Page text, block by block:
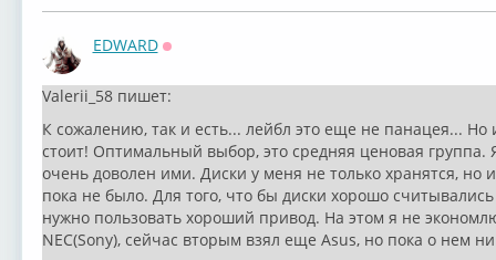
EDWARD
Valerii_58 пишет:
К сожалению, так и есть... лейбл это еще не панацея...
стоит! Оптимальный выбор, это средняя ценовая группа.
очень доволен ими. Диски у меня не только хранятся, но
пока не было. Для того, что бы диски хорошо
нужно пользовать хороший привод. На этом я не
NEC(Sony), сейчас вторым взял еще Asus, но пока о нем